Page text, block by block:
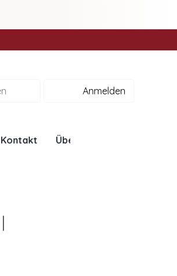
Anmelden
Kontakt Über uns